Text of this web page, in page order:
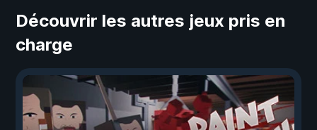
Découvrir les autres jeux pris en
charge